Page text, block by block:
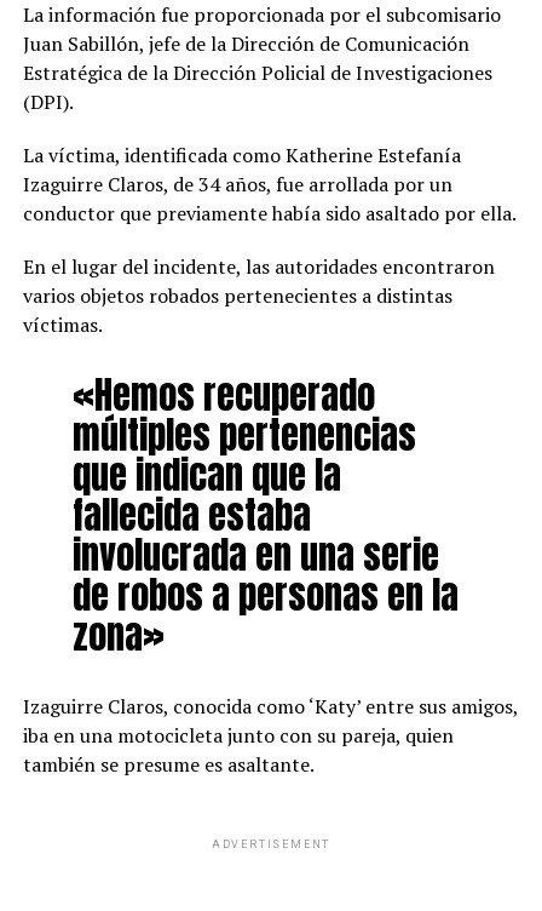
La información fue proporcionada por el subcomisario
Juan Sabillón, jefe de la Dirección de Comunicación
Estratégica de la Dirección Policial de Investigaciones
(DPI).
La víctima, identificada como Katherine Estefanía
Izaguirre Claros, de 34 años, fue arrollada por un
conductor que previamente había sido asaltado por ella.
En el lugar del incidente, las autoridades encontraron
varios objetos robados pertenecientes a distintas
víctimas.
«Hemos recuperado
múltiples pertenencias
que indican que la
fallecida estaba
involucrada en una serie
de robos a personas en la
zona»
Izaguirre Claros, conocida como ‘Katy’ entre sus amigos,
iba en una motocicleta junto con su pareja, quien
también se presume es asaltante.
ADVERTISEMENT